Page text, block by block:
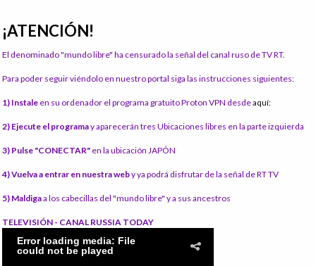
¡ATENCIÓN!
El denominado "mundo libre" ha censurado la señal del canal ruso de TV RT.
Para poder seguir viéndolo en nuestro portal siga las instrucciones siguientes:
1) Instale en su ordenador el programa gratuito Proton VPN desdeaquí:
2) Ejecute el programay aparecerán tres Ubicaciones libres en la parte izquierda
3) Pulse "CONECTAR" en la ubicación JAPÓN
4) Vuelva a entrar en nuestra weby ya podrá disfrutar de la señal de RT TV
5) Maldigaa los cabecillas del "mundo libre" y a sus ancestros
TELEVISIÓN - CANAL RUSSIA TODAY